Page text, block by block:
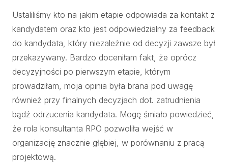
Ustaliliśmy kto na jakim etapie odpowiada za kontakt z
kandydatem oraz kto jest odpowiedzialny za feedback
do kandydata, który niezależnie od decyzji zawsze był
przekazywany. Bardzo doceniłam fakt, że oprócz
decyzyjności po pierwszym etapie, którym
prowadziłam, moja opinia była brana pod uwagę
również przy finalnych decyzjach dot. zatrudnienia
bądź odrzucenia kandydata. Mogę śmiało powiedzieć,
że rola konsultanta RPO pozwoliła wejść w
organizację znacznie głębiej, w porównaniu z pracą
projektową.